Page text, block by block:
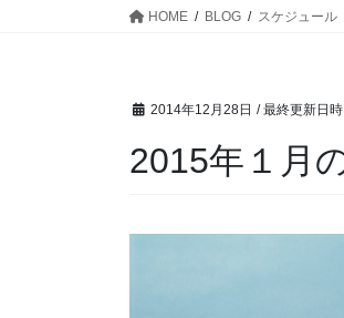
HOME BLOG スケジュール
2014年12月28日 / 最終更新日
2015年１月